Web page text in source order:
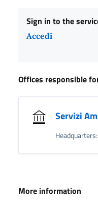
Sign in to the
Accedi
Offices responsible
Servizi
Headquarters:
More information